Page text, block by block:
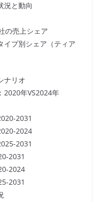
況と動向
の売上シェア
イプ別シェア（ティア
ナリオ
2020年VS2024年
2031
2024
2031
2031
2024
2031